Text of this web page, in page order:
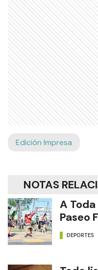
Edición Impresa
NOTAS
A
Paseo
DEPORTES